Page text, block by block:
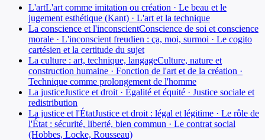
L'artL'art comme imitation ou création · Le beau et le
jugement esthétique (Kant) · L'art et la technique
La conscience et l'inconscientConscience de soi et conscience
morale · L'inconscient freudien : ça, moi, surmoi · Le cogito
cartésien et la certitude du sujet
La culture : art, technique, langageCulture, nature et
construction humaine · Fonction de l'art et de la création ·
Technique comme prolongement de l'homme
La justiceJustice et droit · Égalité et équité · Justice sociale et
redistribution
La justice et l'ÉtatJustice et droit : légal et légitime · Le rôle de
l'État : sécurité, liberté, bien commun · Le contrat social
(Hobbes, Locke, Rousseau)